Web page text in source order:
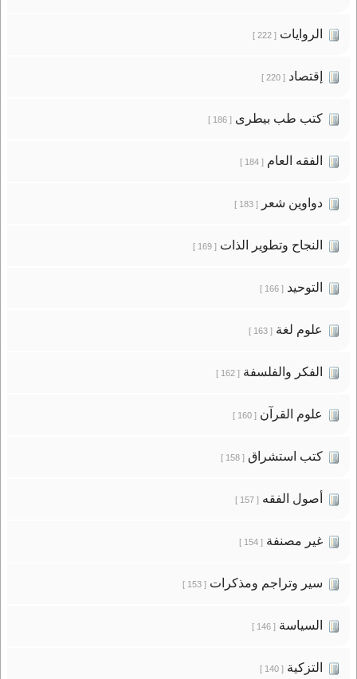
الروايات[ 222 ]
إقتصاد[ 220 ]
كتب طب بيطرى[ 186 ]
الفقه العام[ 184 ]
دواوين شعر[ 183 ]
النجاح وتطوير الذات[ 169 ]
التوحيد[ 166 ]
علوم لغة[ 163 ]
الفكر والفلسفة[ 162 ]
علوم القرآن[ 160 ]
كتب استشراق[ 158 ]
أصول الفقه[ 157 ]
غير مصنفة[ 154 ]
سير وتراجم ومذكرات[ 153 ]
السياسة[ 146 ]
التزكية[ 140 ]